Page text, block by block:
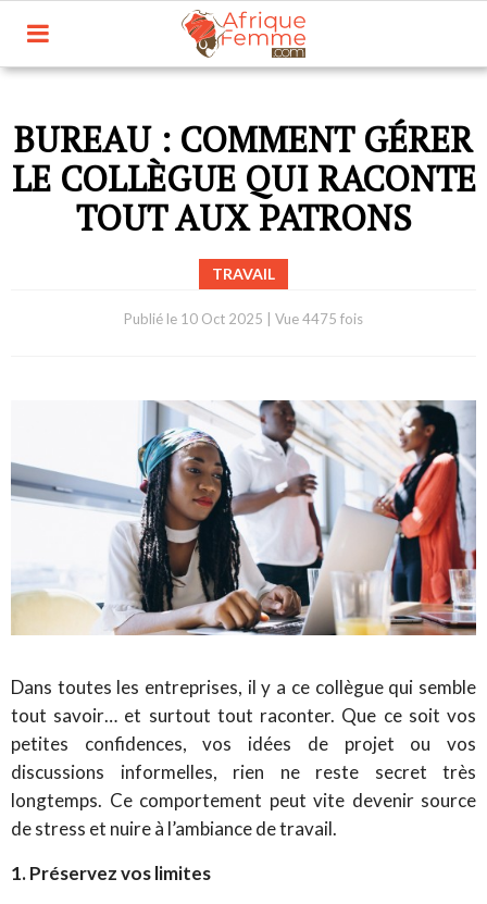
BUREAU : COMMENT GÉRER
LE COLLÈGUE QUI RACONTE
TOUT AUX PATRONS
TRAVAIL
Publié le 10 Oct 2025 Vue 4475 fois
Dans toutes les entreprises, il y a ce collègue qui semble
tout savoir… et surtout tout raconter. Que ce soit vos
petites confidences, vos idées de projet ou vos
discussions informelles, rien ne reste secret très
longtemps. Ce comportement peut vite devenir source
de stress et nuire à l’ambiance de travail.
1. Préservez vos limites